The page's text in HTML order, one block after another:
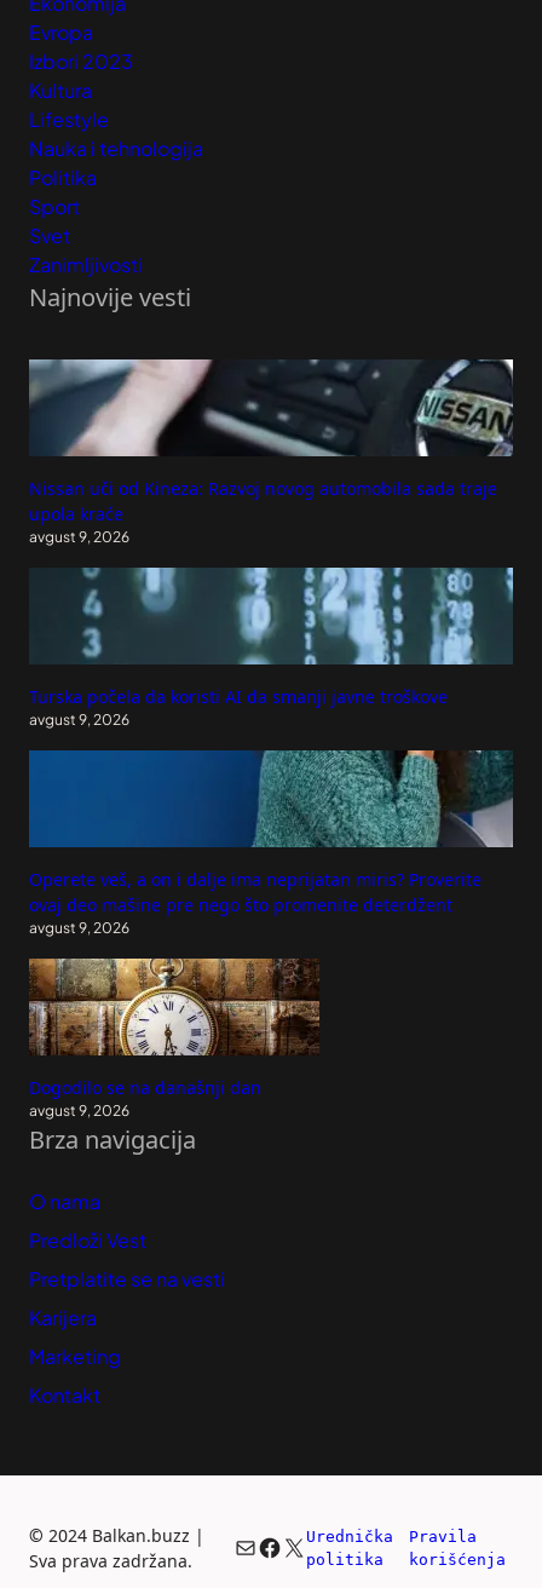
Evropa
Izbori 2023
Kultura
Lifestyle
Nauka i tehnologija
Politika
Sport
Svet
Zanimljivosti
Najnovije vesti
Nissan uči od Kineza: Razvoj novog automobila sada traje
upola kraće
avgust 9, 2026
Turska počela da koristi AI da smanji javne troškove
avgust 9, 2026
Operete veš, a on i dalje ima neprijatan miris? Proverite
ovaj deo mašine pre nego što promenite deterdžent
avgust 9, 2026
Dogodilo se na današnji dan
avgust 9, 2026
Brza navigacija
O nama
Predloži Vest
Pretplatite se na vesti
Karijera
Marketing
Kontakt
© 2024 Balkan.buzz |
Sva prava zadržana.
Mail
Facebook
X Urednička
politika
Pravila
korišćenja